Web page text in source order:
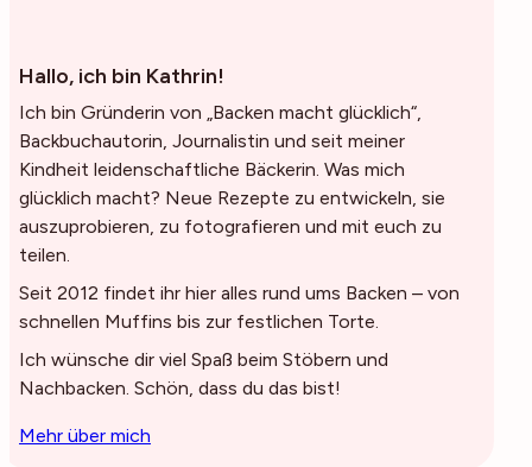
Hallo, ich bin Kathrin!
Ich bin Gründerin von „Backen macht glücklich“,
Backbuchautorin, Journalistin und seit meiner
Kindheit leidenschaftliche Bäckerin. Was mich
glücklich macht? Neue Rezepte zu entwickeln, sie
auszuprobieren, zu fotografieren und mit euch zu
teilen.
Seit 2012 findet ihr hier alles rund ums Backen – von
schnellen Muffins bis zur festlichen Torte.
Ich wünsche dir viel Spaß beim Stöbern und
Nachbacken. Schön, dass du das bist!
Mehr über mich